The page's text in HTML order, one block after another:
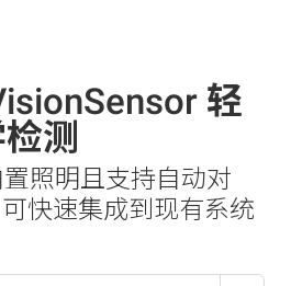
轻
测
照明且支持自动对
快速集成到现有系统